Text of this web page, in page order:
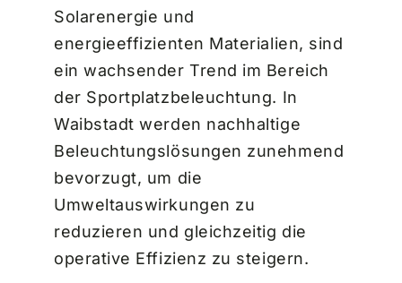
Solarenergie und
energieeffizienten Materialien, sind
ein wachsender Trend im Bereich
der Sportplatzbeleuchtung. In
Waibstadt werden nachhaltige
Beleuchtungslösungen zunehmend
bevorzugt, um die
Umweltauswirkungen zu
reduzieren und gleichzeitig die
operative Effizienz zu steigern.